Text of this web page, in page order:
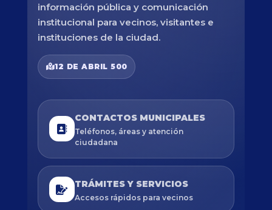
información pública y comunicación
institucional para vecinos, visitantes e
instituciones de la ciudad.
12 DE ABRIL 500
CONTACTOS MUNICIPALES
Teléfonos, áreas y atención
ciudadana
TRÁMITES Y SERVICIOS
Accesos rápidos para vecinos